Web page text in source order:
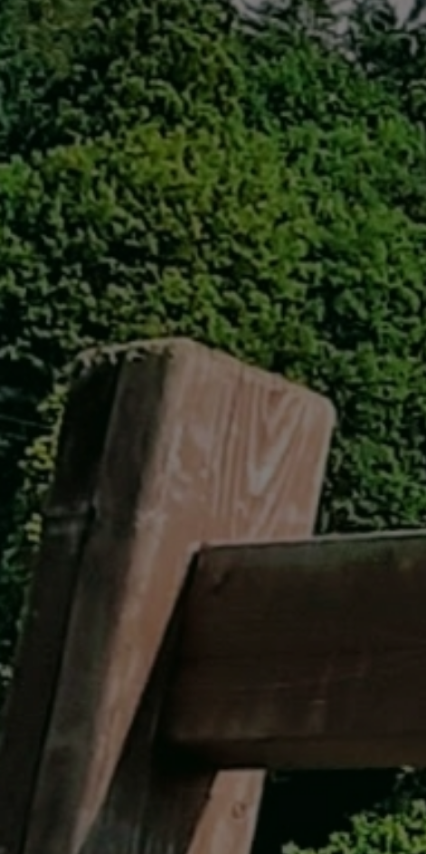
GREEN
MTBレンタル・ツアー
イベント遊具
よくあるご質問 採用情報
個人情報保護方針 特定商取引に関する表示 リンク